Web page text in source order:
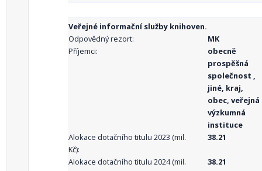
Veřejné informační služby knihoven.
Odpovědný rezort:
MK
Příjemci:
obecně
prospěšná
společnost ,
jiné, kraj,
obec, veřejná
výzkumná
instituce
Alokace dotačního titulu 2023 (mil.
Kč):
38.21
Alokace dotačního titulu 2024 (mil.
38.21